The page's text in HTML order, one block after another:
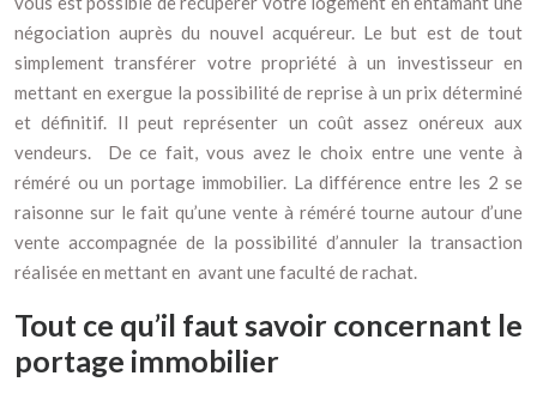
négociation auprès du nouvel acquéreur. Le but est de tout
simplement transférer votre propriété à un investisseur en
mettant en exergue la possibilité de reprise à un prix déterminé
et définitif. Il peut représenter un coût assez onéreux aux
vendeurs. De ce fait, vous avez le choix entre une vente à
réméré ou un portage immobilier. La différence entre les 2 se
raisonne sur le fait qu’une vente à réméré tourne autour d’une
vente accompagnée de la possibilité d’annuler la transaction
réalisée en mettant en avant une faculté de rachat.
Tout ce qu’il faut savoir concernant le
portage immobilier